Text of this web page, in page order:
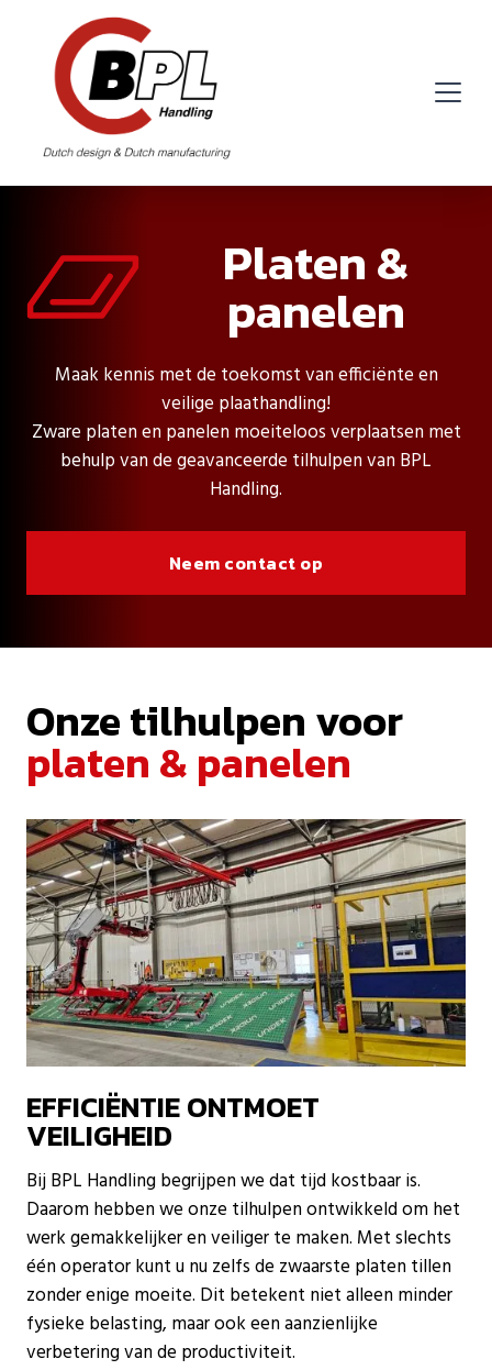
Platen &
panelen
Maak kennis met de toekomst van efficiënte en
veilige plaathandling!
Zware platen en panelen moeiteloos verplaatsen met
behulp van de geavanceerde tilhulpen van BPL
Handling.
Neem contact op
Onze tilhulpen voor
platen & panelen
EFFICIËNTIE ONTMOET
VEILIGHEID
Bij BPL Handling begrijpen we dat tijd kostbaar is.
Daarom hebben we onze tilhulpen ontwikkeld om het
werk gemakkelijker en veiliger te maken. Met slechts
één operator kunt u nu zelfs de zwaarste platen tillen
zonder enige moeite. Dit betekent niet alleen minder
fysieke belasting, maar ook een aanzienlijke
verbetering van de productiviteit.